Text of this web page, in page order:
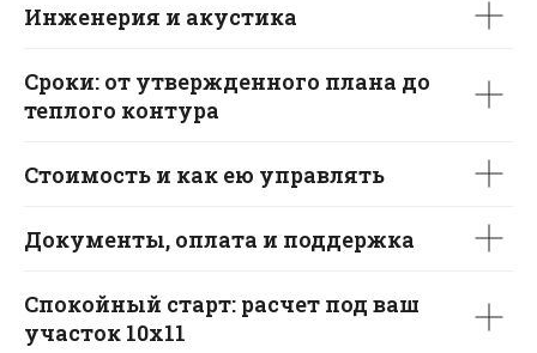
Инженерия и акустика
Сроки: от утвержденного плана до
теплого контура
Стоимость и как ею управлять
Документы, оплата и поддержка
Спокойный старт: расчет под ваш
участок 10х11
Заказать звонок
192007,
г. Санкт-Петербург,
ИНН 7816749460
+7 812 401-65-88